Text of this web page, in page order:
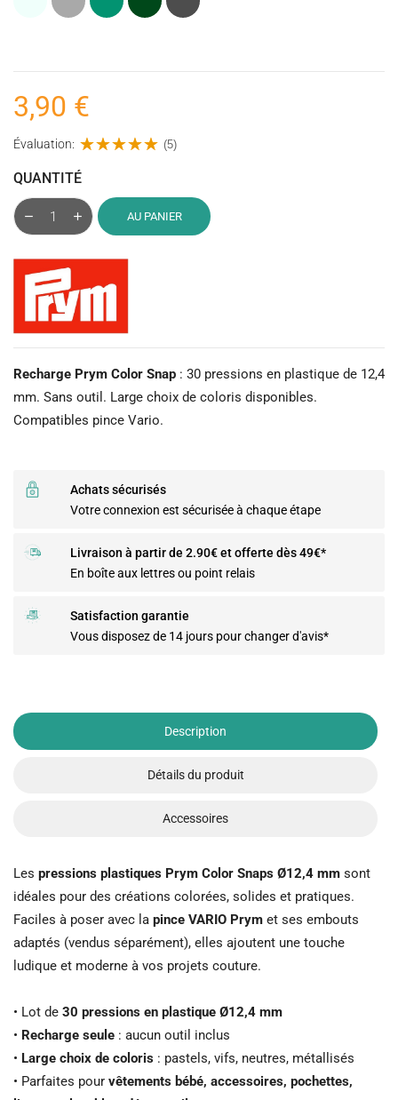
émeraudeAnglaisfoncé
3,90 €
Évaluation: (5)
QUANTITÉ
AU PANIER
Recharge Prym Color Snap : 30 pressions en plastique de 12,4
mm. Sans outil. Large choix de coloris disponibles.
Compatibles pince Vario.
Achats sécurisés
Votre connexion est sécurisée à chaque étape
Livraison à partir de 2.90€ et offerte dès 49€*
En boîte aux lettres ou point relais
Satisfaction garantie
Vous disposez de 14 jours pour changer d'avis*
Description
Détails du produit
Accessoires
Les pressions plastiques Prym Color Snaps Ø12,4 mm sont
idéales pour des créations colorées, solides et pratiques.
Faciles à poser avec la pince VARIO Prym et ses embouts
adaptés (vendus séparément), elles ajoutent une touche
ludique et moderne à vos projets couture.
• Lot de 30 pressions en plastique Ø12,4 mm
• Recharge seule : aucun outil inclus
• Large choix de coloris : pastels, vifs, neutres, métallisés
• Parfaites pour vêtements bébé, accessoires, pochettes,